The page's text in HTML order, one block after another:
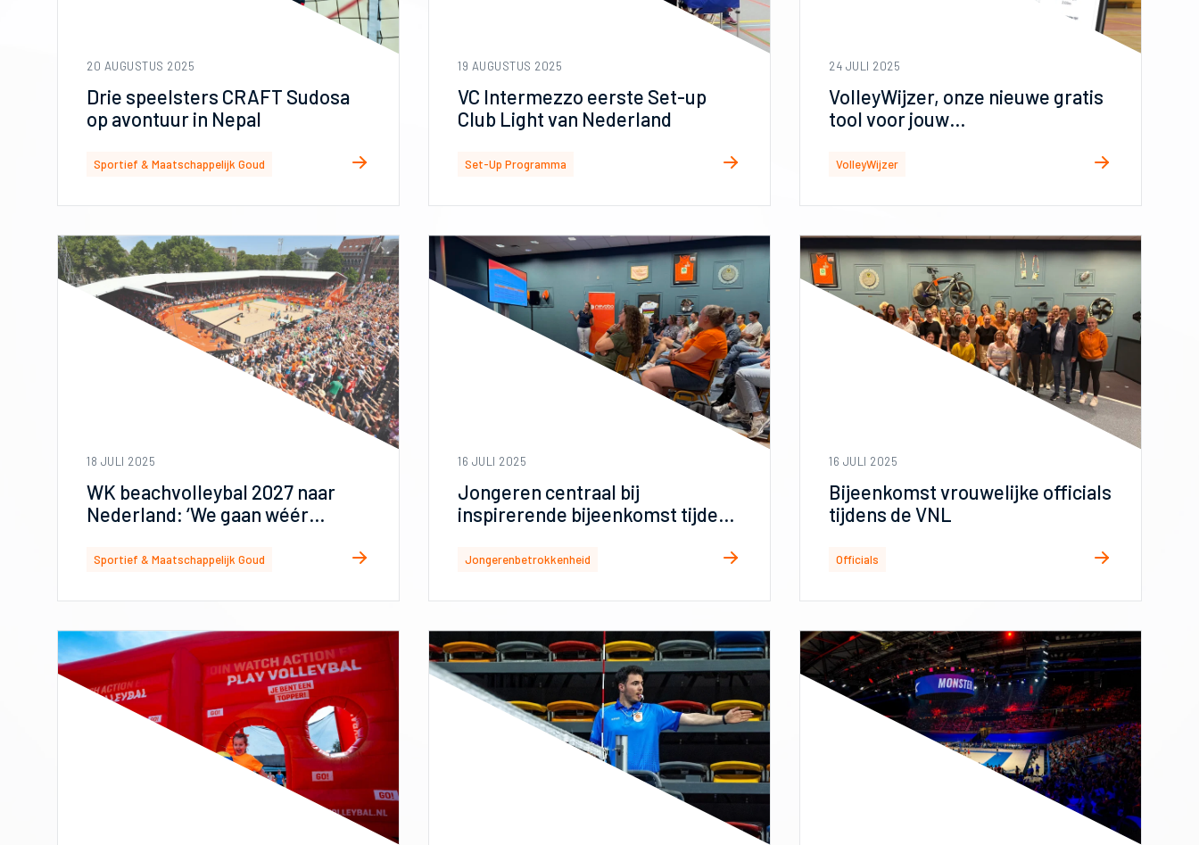
20 AUGUSTUS 2025
Drie speelsters CRAFT Sudosa
op avontuur in Nepal
Sportief & Maatschappelijk Goud
19 AUGUSTUS 2025
VC Intermezzo eerste Set-up
Club Light van Nederland
Set-Up Programma
24 JULI 2025
VolleyWijzer, onze nieuwe gratis
tool voor jouw
VolleyWijzer
18 JULI 2025
WK beachvolleybal 2027 naar
Nederland: ‘We gaan wéér
Sportief & Maatschappelijk Goud
16 JULI 2025
Jongeren centraal bij
inspirerende bijeenkomst tijdens
Jongerenbetrokkenheid
16 JULI 2025
Bijeenkomst vrouwelijke officials
tijdens de VNL
Officials